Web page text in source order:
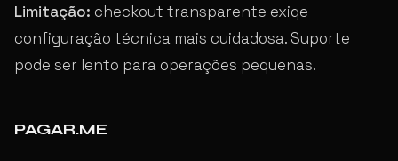
Limitação: checkout transparente exige
configuração técnica mais cuidadosa. Suporte
pode ser lento para operações pequenas.
PAGAR.ME